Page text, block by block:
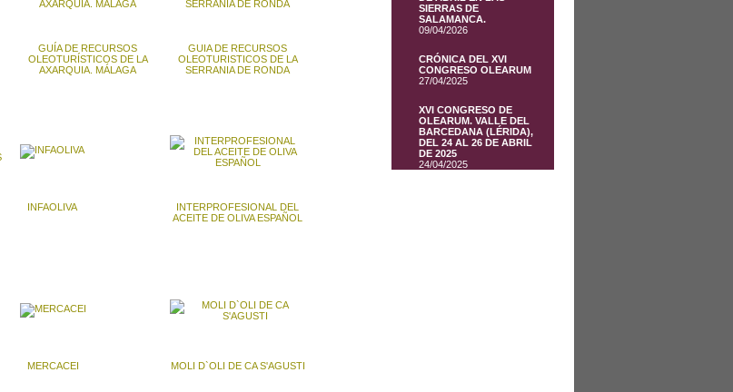
GUÍA DE RECURSOS
OLEOTURÍSTICOS DE LA
AXARQUIA. MÁLAGA
GUIA DE RECURSOS
OLEOTURISTICOS DE LA
SERRANIA DE RONDA
INFAOLIVA
INTERPROFESIONAL DEL
ACEITE DE OLIVA ESPAÑOL
MERCACEI MOLI D`OLI DE CA S'AGUSTI
SIERRAS DE
SALAMANCA.
09/04/2026
CRÓNICA DEL XVI
CONGRESO OLEARUM
27/04/2025
XVI CONGRESO DE
OLEARUM. VALLE DEL
BARCEDANA (LÉRIDA),
DEL 24 AL 26 DE ABRIL
DE 2025
24/04/2025